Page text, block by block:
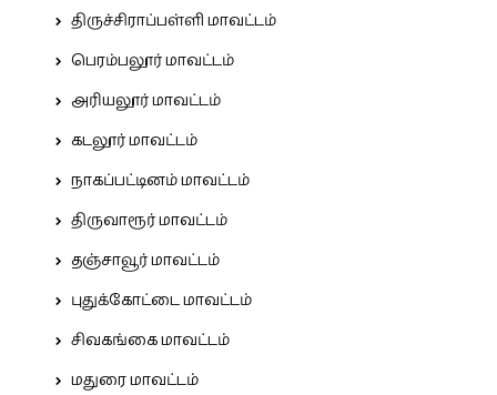
திருச்சிராப்பள்ளி மாவட்டம்
பெரம்பலூர் மாவட்டம்
அரியலூர் மாவட்டம்
கடலூர் மாவட்டம்
நாகப்பட்டினம் மாவட்டம்
திருவாரூர் மாவட்டம்
தஞ்சாவூர் மாவட்டம்
புதுக்கோட்டை மாவட்டம்
சிவகங்கை மாவட்டம்
மதுரை மாவட்டம்